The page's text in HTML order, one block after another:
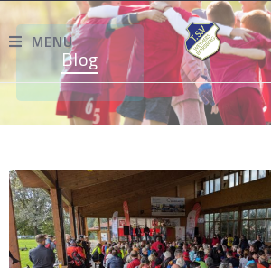
MENU
Blog